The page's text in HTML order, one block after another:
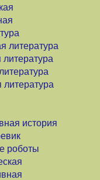
литература
история
роботы